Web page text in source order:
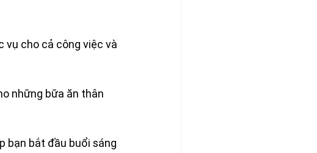
vụ cho cả công việc và
những bữa ăn thân
bạn bắt đầu buổi sáng